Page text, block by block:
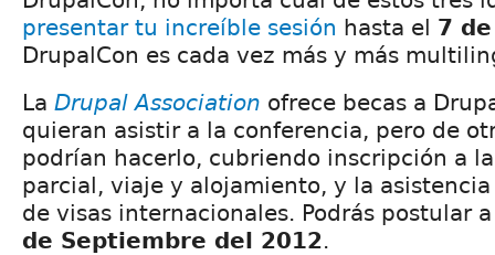
presentar tu increíble sesión hasta el 7
DrupalCon es cada vez más y más
La Drupal Association ofrece becas a
quieran asistir a la conferencia, pero de
podrían hacerlo, cubriendo inscripción a
parcial, viaje y alojamiento, y la
de visas internacionales. Podrás postular
de Septiembre del 2012.